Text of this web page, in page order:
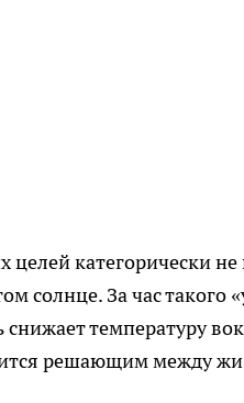
категорически
солнце. За час такого
температуру
решающим между